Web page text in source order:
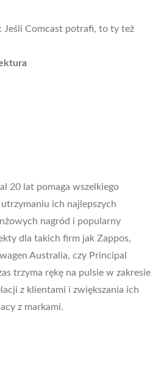
Jeśli Comcast potrafi, to ty też
20 lat pomaga wszelkiego
ich najlepszych
nagród i popularny
dla takich firm jak Zappos,
Australia, czy Principal
trzyma rękę na pulsie w zakresie
z klientami i zwiększania ich
z markami.